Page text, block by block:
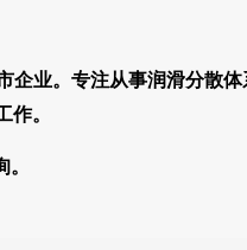
企业。专注从事润滑分散
作。